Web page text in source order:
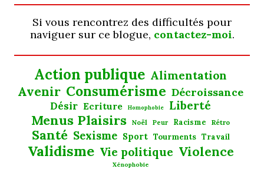
Si vous rencontrez des difficultés pour
naviguer sur ce blogue, contactez-moi.
Action publique Alimentation
Avenir Consumérisme Décroissance
Désir Ecriture Homophobie Liberté
Menus Plaisirs Noël Peur Racisme Rétro
Santé Sexisme Sport Tourments Travail
Validisme Vie politique Violence
Xénophobie